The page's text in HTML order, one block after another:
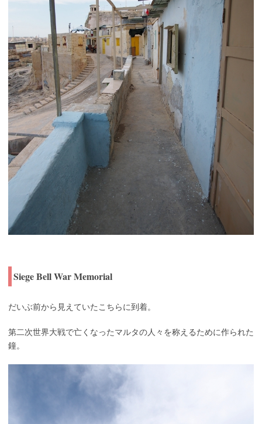
Siege Bell War Memorial
だいぶ前から見えていたこちらに到着。
第二次世界大戦で亡くなったマルタの人々を称えるために作られた
鐘。